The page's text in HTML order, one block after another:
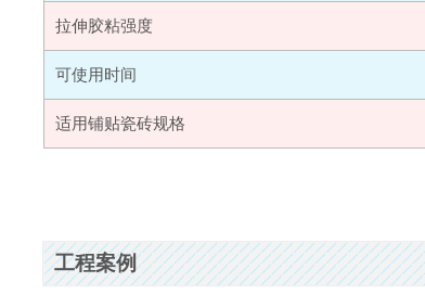
拉伸胶粘强度
可使用时间
适用铺贴瓷砖规格
工程案例